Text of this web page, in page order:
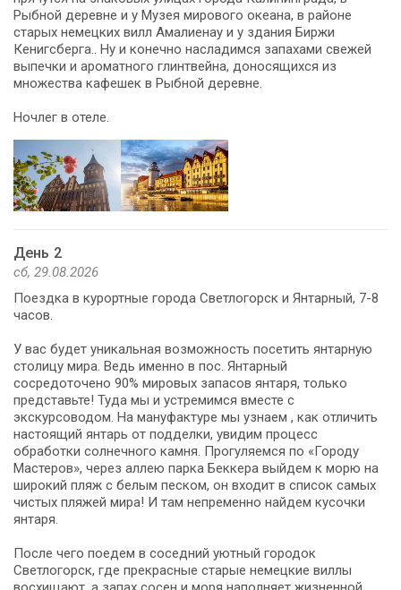
Рыбной деревне и у Музея мирового океана, в районе
старых немецких вилл Амалиенау и у здания Биржи
Кенигсберга.. Ну и конечно насладимся запахами свежей
выпечки и ароматного глинтвейна, доносящихся из
множества кафешек в Рыбной деревне.
Ночлег в отеле.
День 2
сб, 29.08.2026
Поездка в курортные города Светлогорск и Янтарный, 7-8
часов.
У вас будет уникальная возможность посетить янтарную
столицу мира. Ведь именно в пос. Янтарный
сосредоточено 90% мировых запасов янтаря, только
представьте! Туда мы и устремимся вместе с
экскурсоводом. На мануфактуре мы узнаем , как отличить
настоящий янтарь от подделки, увидим процесс
обработки солнечного камня. Прогуляемся по «Городу
Мастеров», через аллею парка Беккера выйдем к морю на
широкий пляж с белым песком, он входит в список самых
чистых пляжей мира! И там непременно найдем кусочки
янтаря.
После чего поедем в соседний уютный городок
Светлогорск, где прекрасные старые немецкие виллы